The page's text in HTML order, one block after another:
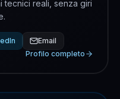
tecnici reali, senza giri
Email
Profilo completo